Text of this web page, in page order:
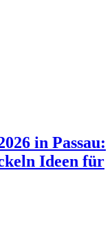
in Passau:
Ideen für